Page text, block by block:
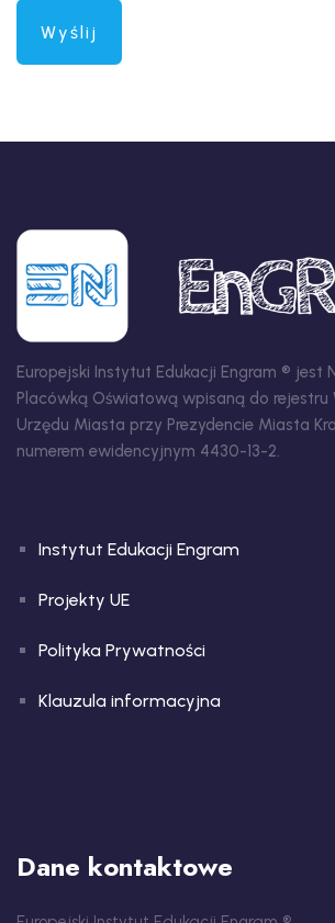
Europejski Instytut Edukacji Engram ® jest
Placówką Oświatową wpisaną do rejestru
Urzędu Miasta przy Prezydencie Miasta
numerem ewidencyjnym 4430-13-2.
Instytut Edukacji Engram
Projekty UE
Polityka Prywatności
Klauzula informacyjna
Dane kontaktowe